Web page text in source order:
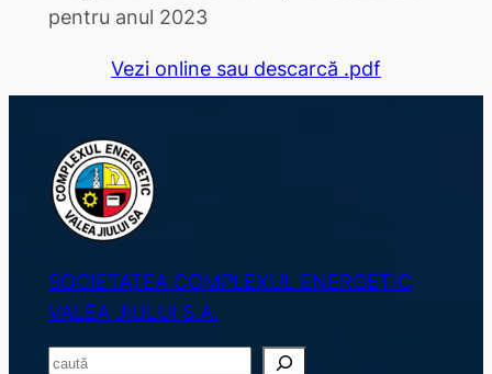
pentru anul 2023
Vezi online sau descarcă .pdf
SOCIETATEA COMPLEXUL ENERGETIC
VALEA JIULUI S.A.
S